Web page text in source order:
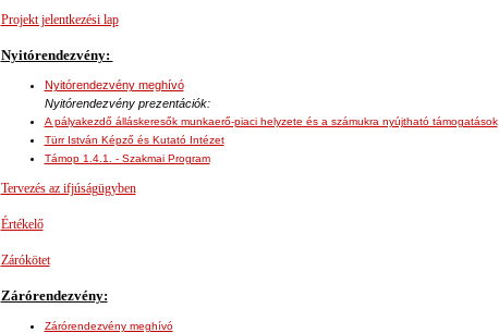
Projekt jelentkezési lap
Nyitórendezvény:
Nyitórendezvény meghívó
Nyitórendezvény prezentációk:
A pályakezdő álláskeresők munkaerő-piaci helyzete és a számukra nyújtható támogatások
Türr István Képző és Kutató Intézet
Támop 1.4.1. - Szakmai Program
Tervezés az ifjúságügyben
Értékelő
Zárókötet
Zárórendezvény:
Zárórendezvény meghívó